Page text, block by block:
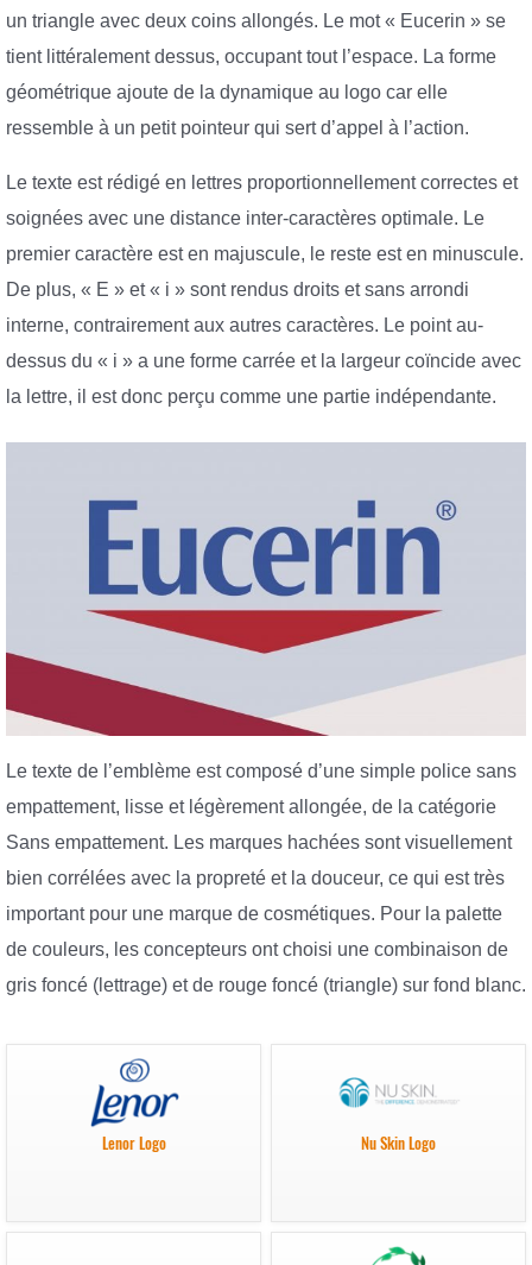
un triangle avec deux coins allongés. Le mot « Eucerin » se
tient littéralement dessus, occupant tout l’espace. La forme
géométrique ajoute de la dynamique au logo car elle
ressemble à un petit pointeur qui sert d’appel à l’action.
Le texte est rédigé en lettres proportionnellement correctes et
soignées avec une distance inter-caractères optimale. Le
premier caractère est en majuscule, le reste est en minuscule.
De plus, « E » et « i » sont rendus droits et sans arrondi
interne, contrairement aux autres caractères. Le point au-
dessus du « i » a une forme carrée et la largeur coïncide avec
la lettre, il est donc perçu comme une partie indépendante.
Le texte de l’emblème est composé d’une simple police sans
empattement, lisse et légèrement allongée, de la catégorie
Sans empattement. Les marques hachées sont visuellement
bien corrélées avec la propreté et la douceur, ce qui est très
important pour une marque de cosmétiques. Pour la palette
de couleurs, les concepteurs ont choisi une combinaison de
gris foncé (lettrage) et de rouge foncé (triangle) sur fond blanc.
Lenor Logo Nu Skin Logo